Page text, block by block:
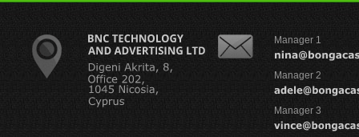
Manager 1
Manager 2
Manager 3